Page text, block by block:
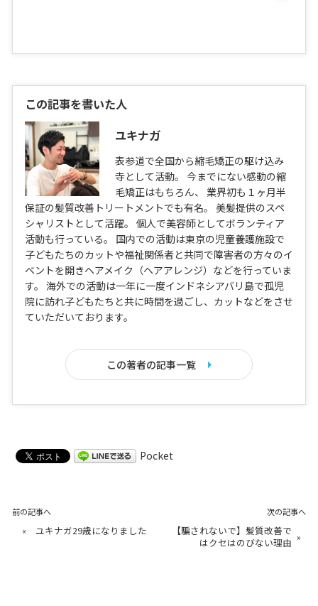
この記事を書いた人
ユキナガ
表参道で全国から縮毛矯正の駆け込み
寺として活動。 今までにない感動の縮
毛矯正はもちろん、 業界初も１ヶ月半
保証の髪質改善トリートメントでも有名。 美髪提供のスペ
シャリストとして活躍。 個人で美容師としてボランティア
活動も行っている。 国内での活動は東京の児童養護施設で
子どもたちのカットや福祉関係者と共同で障害者の方々のイ
ベントを開きヘアメイク（ヘアアレンジ）などを行っていま
す。 海外での活動は一年に一度インドネシアバリ島で孤児
院に訪れ子どもたちと共に時間を過ごし、カットなどをさせ
ていただいております。
この著者の記事一覧
Pocket
前の記事へ
« ユキナガ29歳になりました
次の記事へ
【騙されないで】髪質改善で
はクセはのびない理由 »